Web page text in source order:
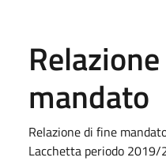
mandato
Relazione di fine
Lacchetta periodo 2019/